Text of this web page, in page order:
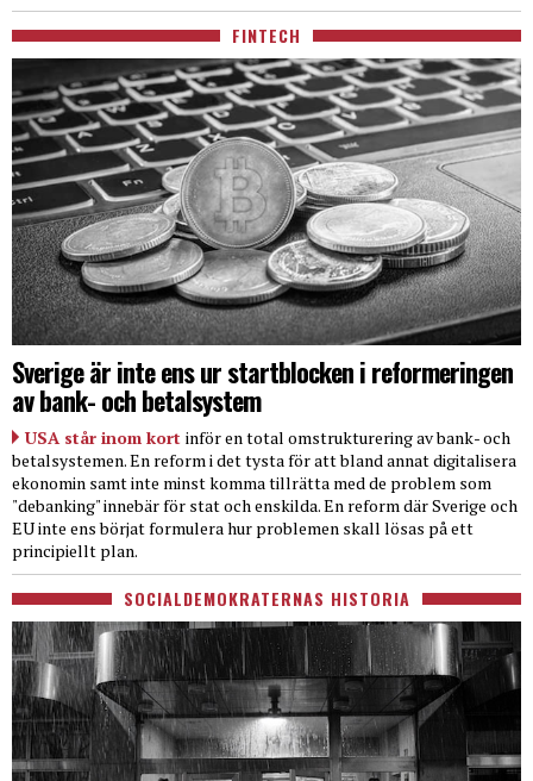
FINTECH
Sverige är inte ens ur startblocken i reformeringen
av bank- och betalsystem
USA står inom kort inför en total omstrukturering av bank- och
betalsystemen. En reform i det tysta för att bland annat digitalisera
ekonomin samt inte minst komma tillrätta med de problem som
"debanking" innebär för stat och enskilda. En reform där Sverige och
EU inte ens börjat formulera hur problemen skall lösas på ett
principiellt plan.
SOCIALDEMOKRATERNAS HISTORIA